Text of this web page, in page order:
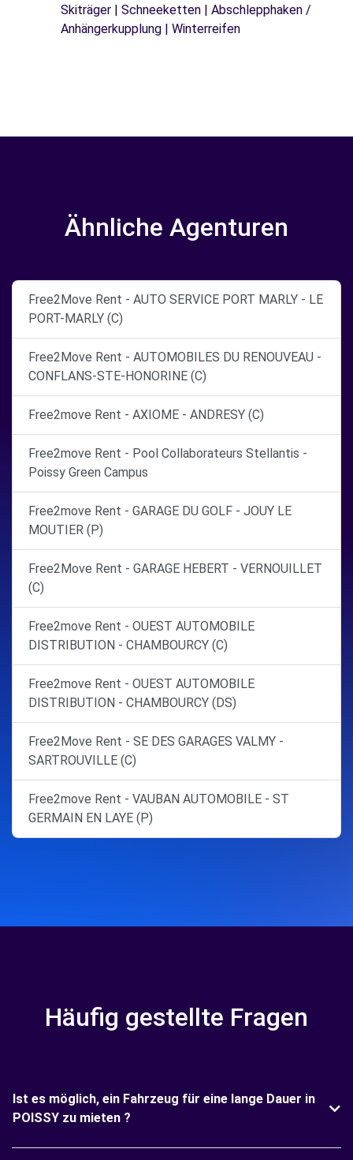
Skiträger | Schneeketten | Abschlepphaken /
Anhängerkupplung | Winterreifen
Ähnliche Agenturen
Free2Move Rent - AUTO SERVICE PORT MARLY - LE
PORT-MARLY (C)
Free2Move Rent - AUTOMOBILES DU RENOUVEAU -
CONFLANS-STE-HONORINE (C)
Free2move Rent - AXIOME - ANDRESY (C)
Free2move Rent - Pool Collaborateurs Stellantis -
Poissy Green Campus
Free2move Rent - GARAGE DU GOLF - JOUY LE
MOUTIER (P)
Free2Move Rent - GARAGE HEBERT - VERNOUILLET
(C)
Free2move Rent - OUEST AUTOMOBILE
DISTRIBUTION - CHAMBOURCY (C)
Free2move Rent - OUEST AUTOMOBILE
DISTRIBUTION - CHAMBOURCY (DS)
Free2Move Rent - SE DES GARAGES VALMY -
SARTROUVILLE (C)
Free2move Rent - VAUBAN AUTOMOBILE - ST
GERMAIN EN LAYE (P)
Häufig gestellte Fragen
Ist es möglich, ein Fahrzeug für eine lange Dauer in
POISSY zu mieten ?